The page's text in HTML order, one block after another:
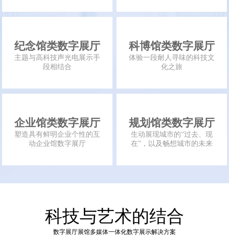
纪念馆类数字展厅
主题与高科技声光电展示手
段相结合
科博馆类数字展厅
体验一段耐人寻味的科技文
化之旅
企业馆类数字展厅
塑造具有鲜明企业个性的互
动企业馆数字展厅
规划馆类数字展厅
生动展现城市的“过去、现
在”，以及畅想城市的未来
科技与艺术的结合
数字展厅展馆多媒体一体化数字展示解决方案